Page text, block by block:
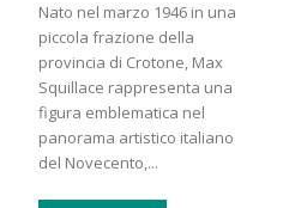
Nato nel marzo 1946 in una
piccola frazione della
provincia di Crotone, Max
Squillace rappresenta una
figura emblematica nel
panorama artistico italiano
del Novecento,...